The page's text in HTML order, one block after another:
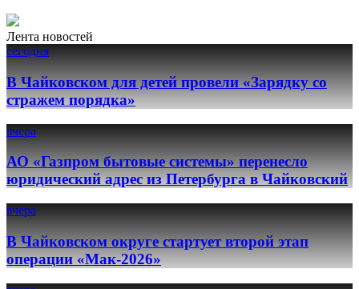
Лента новостей
сегодня
В Чайковском для детей провели «Зарядку со
стражем порядка»
вчера
АО «Газпром бытовые системы» перенесло
юридический адрес из Петербурга в Чайковский
вчера
В Чайковском округе стартует второй этап
операции «Мак-2026»